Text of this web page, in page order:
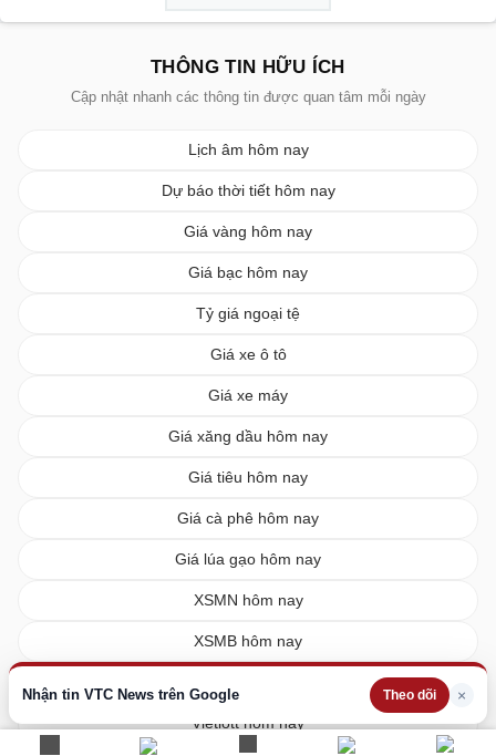
Nhận tin VTC News trên Google Theo dõi ×
THÔNG TIN HỮU ÍCH
Cập nhật nhanh các thông tin được quan tâm mỗi ngày
Lịch âm hôm nay
Dự báo thời tiết hôm nay
Giá vàng hôm nay
Giá bạc hôm nay
Tỷ giá ngoại tệ
Giá xe ô tô
Giá xe máy
Giá xăng dầu hôm nay
Giá tiêu hôm nay
Giá cà phê hôm nay
Giá lúa gạo hôm nay
XSMN hôm nay
XSMB hôm nay
Vietlott hôm nay